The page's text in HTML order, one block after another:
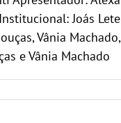
Joás
Vânia
e Vânia Machado